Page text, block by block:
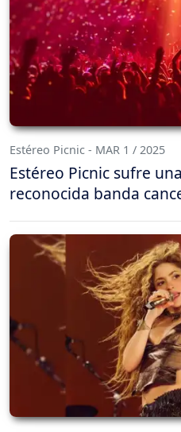
Estéreo Picnic - MAR 1 / 2025
Estéreo Picnic sufre
reconocida banda